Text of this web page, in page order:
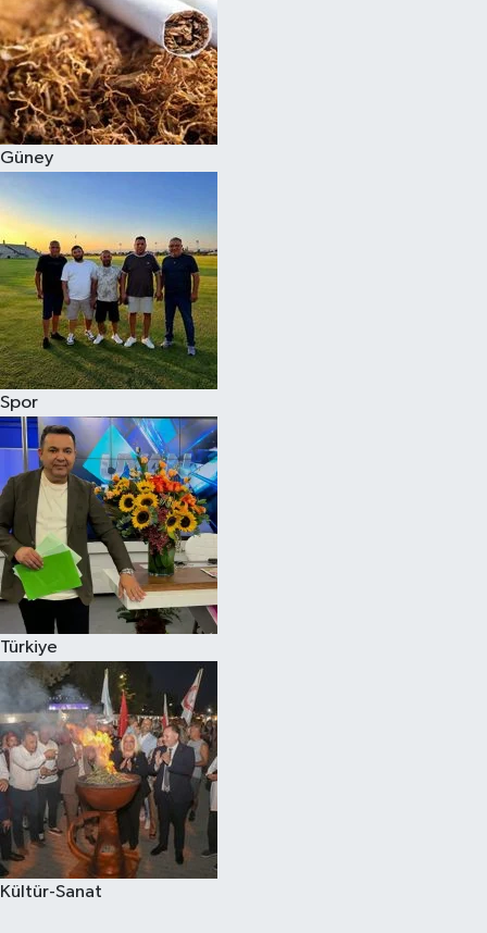
Güney
Spor
Türkiye
Kültür-Sanat